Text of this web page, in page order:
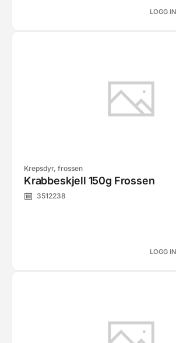
LOGG
Krepsdyr, frossen
Krabbeskjell 150g Frossen
3512238
LOGG